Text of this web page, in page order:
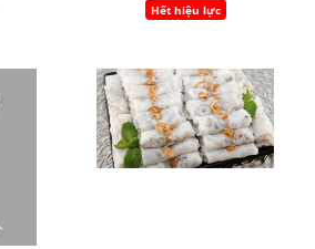
Hết hiệu lực